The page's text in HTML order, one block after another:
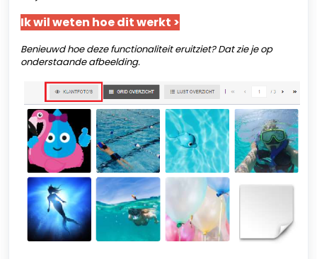
Ik wil weten hoe dit werkt >
Benieuwd hoe deze functionaliteit eruitziet? Dat zie je op
onderstaande afbeelding.